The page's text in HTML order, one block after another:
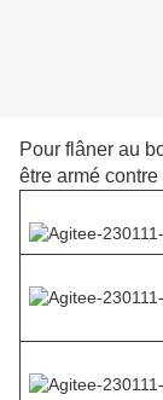
Pour flâner au
être armé